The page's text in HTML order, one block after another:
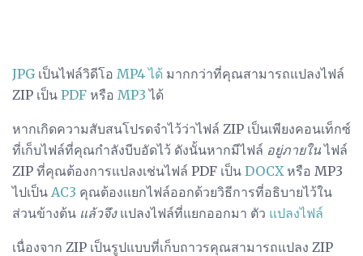
JPG เป็นไฟล์วิดีโอ MP4 ได้ มากกว่าที่คุณสามารถแปลงไฟล์
ZIP เป็น PDF หรือ MP3 ได้
หากเกิดความสับสนโปรดจำไว้ว่าไฟล์ ZIP เป็นเพียงคอนเท็กซ์
ที่เก็บไฟล์ที่คุณกำลังบีบอัดไว้ ดังนั้นหากมีไฟล์ อยู่ภายในไฟล์
ZIP ที่คุณต้องการแปลงเช่นไฟล์ PDF เป็น DOCX หรือ MP3
ไปเป็น AC3 คุณต้องแยกไฟล์ออกด้วยวิธีการที่อธิบายไว้ใน
ส่วนข้างต้น แล้วจึงแปลงไฟล์ที่แยกออกมา ตัว แปลงไฟล์
เนื่องจาก ZIP เป็นรูปแบบที่เก็บถาวรคุณสามารถแปลง ZIP